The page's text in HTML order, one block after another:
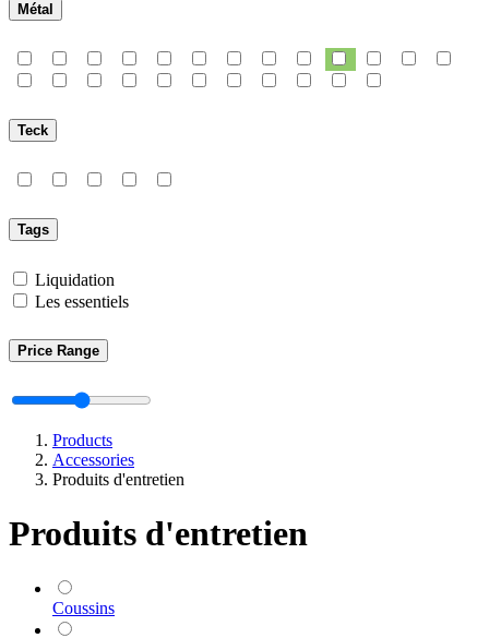
Métal
Teck
Tags
Liquidation
Les essentiels
Price Range
Products
Accessories
Produits d'entretien
Produits d'entretien
Coussins